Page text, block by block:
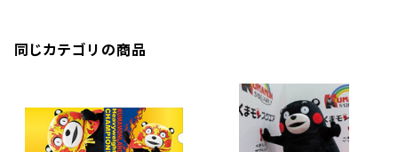
同じカテゴリの商品